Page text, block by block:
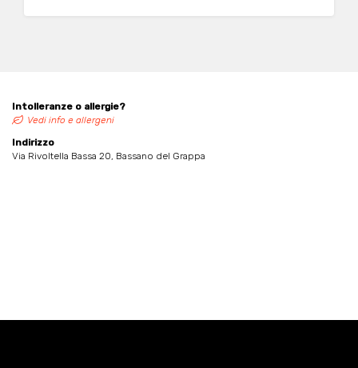
Intolleranze o allergie?
Vedi info e allergeni
Indirizzo
Via Rivoltella Bassa 20, Bassano del Grappa